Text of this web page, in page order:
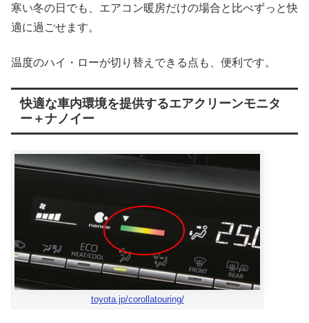
寒い冬の日でも、エアコン暖房だけの場合と比べずっと快
適に過ごせます。
温度のハイ・ローが切り替えできる点も、便利です。
快適な車内環境を提供するエアクリーンモニタ
ー＋ナノイー
toyota.jp/corollatouring/